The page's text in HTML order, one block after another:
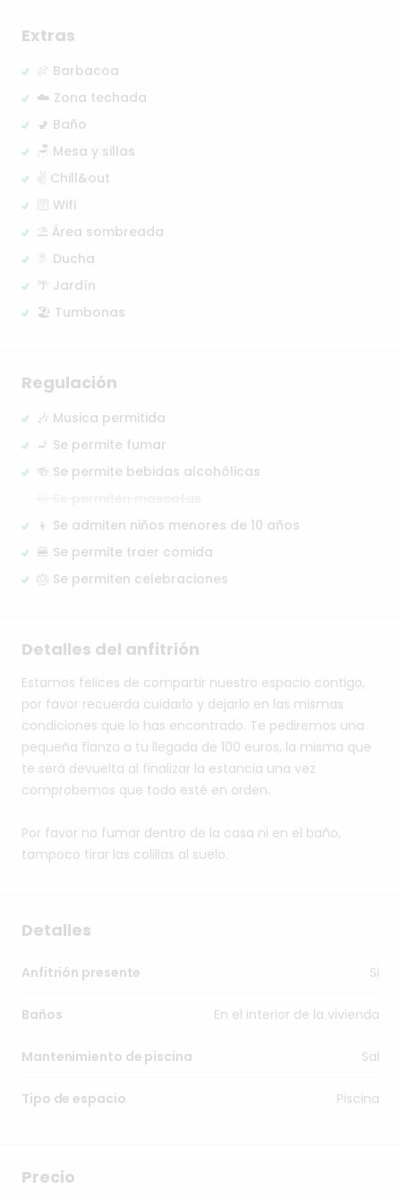
Extras
🍖 Barbacoa
☁️ Zona techada
🚽 Baño
🪑 Mesa y sillas
✌️ Chill&out
🛜 Wifi
⛱️ Área sombreada
🚿 Ducha
🌴 Jardín
🏖️ Tumbonas
Regulación
🎶 Musica permitida
🚬 Se permite fumar
🍻 Se permite bebidas alcohólicas
👦 Se admiten niños menores de 10 años
🍔 Se permite traer comida
🎂 Se permiten celebraciones
Detalles del anfitrión
Estamos felices de compartir nuestro espacio contigo,
por favor recuerda cuidarlo y dejarlo en las mismas
condiciones que lo has encontrado. Te pediremos una
pequeña fianza a tu llegada de 100 euros, la misma que
te será devuelta al finalizar la estancia una vez
comprobemos que todo esté en orden.
Por favor no fumar dentro de la casa ni en el baño,
tampoco tirar las colillas al suelo.
Detalles
Anfitrión presente Si
Baños En el interior de la vivienda
Mantenimiento de piscina Sal
Tipo de espacio Piscina
Precio